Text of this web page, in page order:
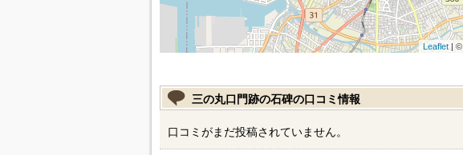
Leaflet| ©
三の丸口門跡の石碑の口コミ情報
口コミがまだ投稿されていません。